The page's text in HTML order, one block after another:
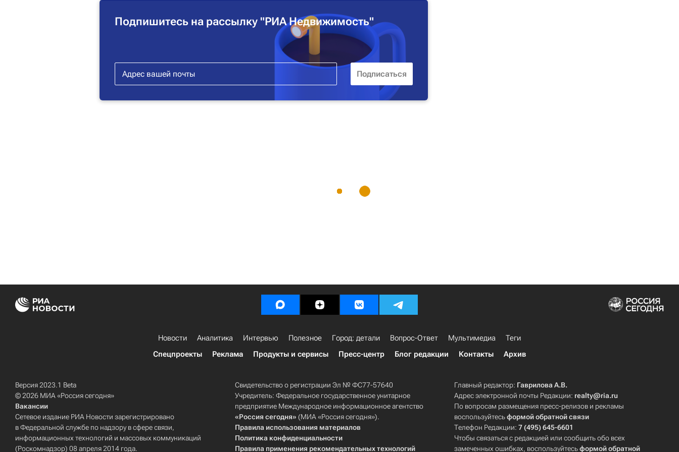
Подпишитесь на рассылку "РИА Недвижимость"
Новости Аналитика Интервью Полезное Город: детали Вопрос-Ответ Мультимедиа
Теги
Спецпроекты
Реклама Продукты и сервисы Пресс-центр Блог редакции Контакты Архив
Версия 2023.1 Beta
© 2026 МИА «Россия сегодня»
Вакансии
Сетевое издание РИА Новости зарегистрировано
в Федеральной службе по надзору в сфере связи,
информационных технологий и массовых коммуникаций
(Роскомнадзор) 08 апреля 2014 года.
Свидетельство о регистрации Эл № ФС77-57640
Учредитель: Федеральное государственное унитарное
предприятие Международное информационное агентство
«Россия сегодня» (МИА «Россия сегодня»).
Правила использования материалов
Политика конфиденциальности
Правила применения рекомендательных технологий
Главный редактор: Гаврилова А.В.
Адрес электронной почты Редакции: realty@ria.ru
По вопросам размещения пресс-релизов и рекламы
воспользуйтесьформой обратной связи
Телефон Редакции:7 (495) 645-6601
Чтобы связаться с редакцией или сообщить обо всех
замеченных ошибках, воспользуйтесьформой обратной